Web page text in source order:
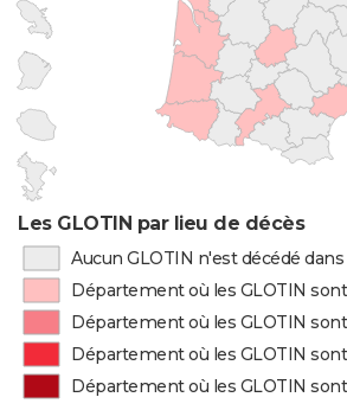
Les GLOTIN par lieu de décès
Aucun GLOTIN n'est décédé
Département où les GLOTIN
Département où les GLOTIN
Département où les GLOTIN
Département où les GLOTIN